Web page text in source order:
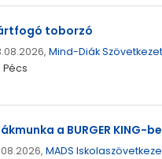
toborzó
Mind-Diák Szövetkezet
Pécs
a BURGER KING-
MADS